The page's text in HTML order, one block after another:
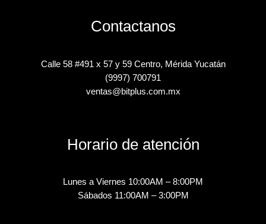
Contactanos
Calle 58 #491 x 57 y 59 Centro, Mérida Yucatán
(9997) 700791
ventas@bitplus.com.mx
Horario de atención
Lunes a Viernes 10:00AM – 8:00PM
Sábados 11:00AM – 3:00PM